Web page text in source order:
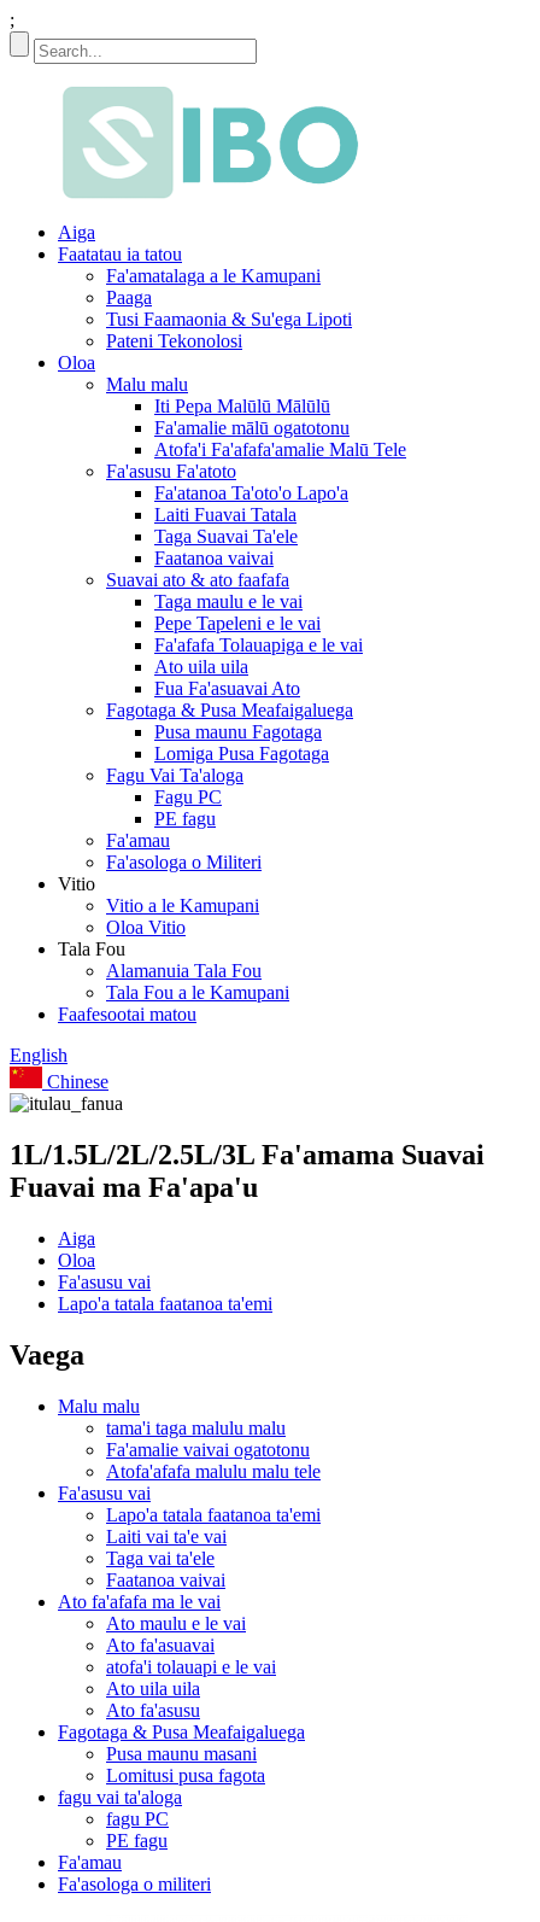
;
Aiga
Faatatau ia tatou
Fa'amatalaga a le Kamupani
Paaga
Tusi Faamaonia & Su'ega Lipoti
Pateni Tekonolosi
Oloa
Malu malu
Iti Pepa Malūlū Mālūlū
Fa'amalie mālū ogatotonu
Atofa'i Fa'afafa'amalie Malū Tele
Fa'asusu Fa'atoto
Fa'atanoa Ta'oto'o Lapo'a
Laiti Fuavai Tatala
Taga Suavai Ta'ele
Faatanoa vaivai
Suavai ato & ato faafafa
Taga maulu e le vai
Pepe Tapeleni e le vai
Fa'afafa Tolauapiga e le vai
Ato uila uila
Fua Fa'asuavai Ato
Fagotaga & Pusa Meafaigaluega
Pusa maunu Fagotaga
Lomiga Pusa Fagotaga
Fagu Vai Ta'aloga
Fagu PC
PE fagu
Fa'amau
Fa'asologa o Militeri
Vitio
Vitio a le Kamupani
Oloa Vitio
Tala Fou
Alamanuia Tala Fou
Tala Fou a le Kamupani
Faafesootai matou
English
Chinese
1L/1.5L/2L/2.5L/3L Fa'amama Suavai
Fuavai ma Fa'apa'u
Aiga
Oloa
Fa'asusu vai
Lapo'a tatala faatanoa ta'emi
Vaega
Malu malu
tama'i taga malulu malu
Fa'amalie vaivai ogatotonu
Atofa'afafa malulu malu tele
Fa'asusu vai
Lapo'a tatala faatanoa ta'emi
Laiti vai ta'e vai
Taga vai ta'ele
Faatanoa vaivai
Ato fa'afafa ma le vai
Ato maulu e le vai
Ato fa'asuavai
atofa'i tolauapi e le vai
Ato uila uila
Ato fa'asusu
Fagotaga & Pusa Meafaigaluega
Pusa maunu masani
Lomitusi pusa fagota
fagu vai ta'aloga
fagu PC
PE fagu
Fa'amau
Fa'asologa o militeri